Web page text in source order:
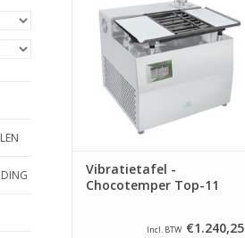
TOEVOEGEN AAN WINKELWAGEN
Vibratietafel -
Chocotemper Top-11
Incl. BTW €1.240,25